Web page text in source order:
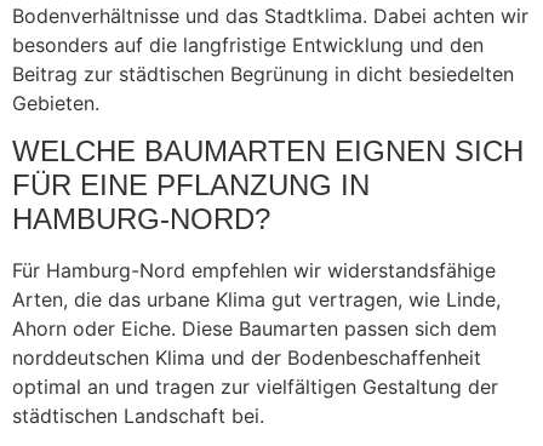
Bodenverhältnisse und das Stadtklima. Dabei achten wir
besonders auf die langfristige Entwicklung und den
Beitrag zur städtischen Begrünung in dicht besiedelten
Gebieten.
WELCHE BAUMARTEN EIGNEN SICH
FÜR EINE PFLANZUNG IN
HAMBURG-NORD?
Für Hamburg-Nord empfehlen wir widerstandsfähige
Arten, die das urbane Klima gut vertragen, wie Linde,
Ahorn oder Eiche. Diese Baumarten passen sich dem
norddeutschen Klima und der Bodenbeschaffenheit
optimal an und tragen zur vielfältigen Gestaltung der
städtischen Landschaft bei.